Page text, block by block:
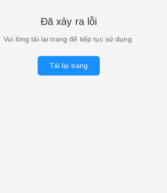
Đã xảy ra lỗi
Vui lòng tải lại trang để tiếp tục sử dụng.
Tải lại trang